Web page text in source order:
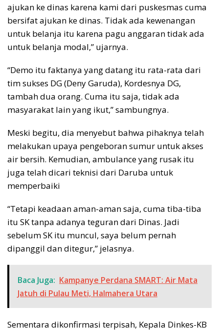
ajukan ke dinas karena kami dari puskesmas cuma
bersifat ajukan ke dinas. Tidak ada kewenangan
untuk belanja itu karena pagu anggaran tidak ada
untuk belanja modal,” ujarnya.
“Demo itu faktanya yang datang itu rata-rata dari
tim sukses DG (Deny Garuda), Kordesnya DG,
tambah dua orang. Cuma itu saja, tidak ada
masyarakat lain yang ikut,” sambungnya.
Meski begitu, dia menyebut bahwa pihaknya telah
melakukan upaya pengeboran sumur untuk akses
air bersih. Kemudian, ambulance yang rusak itu
juga telah dicari teknisi dari Daruba untuk
memperbaiki
“Tetapi keadaan aman-aman saja, cuma tiba-tiba
itu SK tanpa adanya teguran dari Dinas. Jadi
sebelum SK itu muncul, saya belum pernah
dipanggil dan ditegur,” jelasnya.
Baca Juga: Kampanye Perdana SMART: Air Mata
Jatuh di Pulau Meti, Halmahera Utara
Sementara dikonfirmasi terpisah, Kepala Dinkes-KB